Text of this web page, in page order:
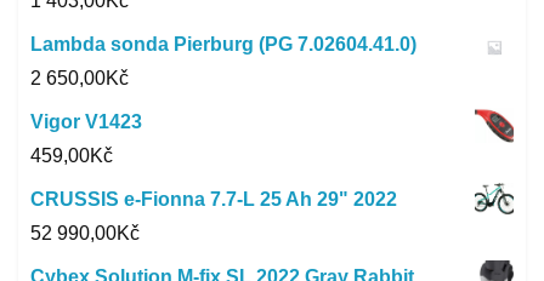
Lambda sonda Pierburg (PG 7.02604.41.0)
2 650,00Kč
Vigor V1423
459,00Kč
CRUSSIS e-Fionna 7.7-L 25 Ah 29" 2022
52 990,00Kč